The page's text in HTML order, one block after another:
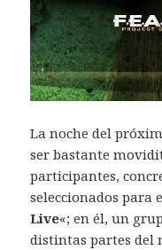
La noche del
ser bastante
participantes,
seleccionados para
Live«; en él, un
distintas partes del